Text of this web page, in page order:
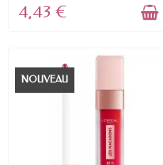
4,43 €
NOUVEAU